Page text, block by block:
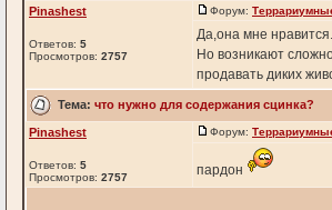
Pinashest
Ответов: 5
Просмотров: 2757
Форум:
Да,она мне нравится.
Но возникают
продавать диких
Тема: что нужно для содержания сцинка?
Pinashest
Ответов: 5
Просмотров: 2757
Форум:
пардон